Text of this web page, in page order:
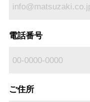
電話番号
ご住所